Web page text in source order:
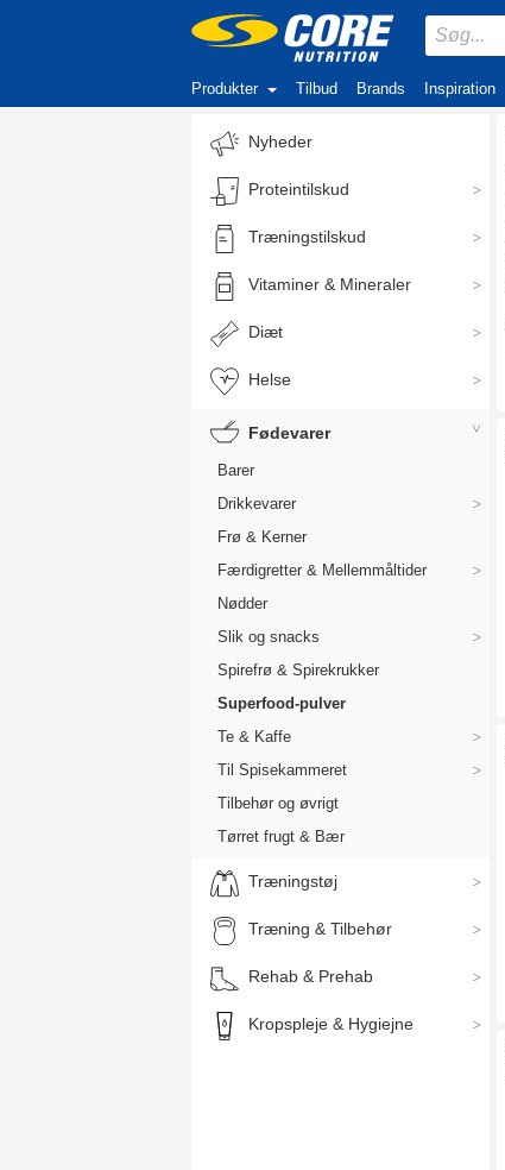
Produkter Tilbud Brands Inspiration
Nyheder
Proteintilskud
Træningstilskud
Vitaminer & Mineraler
Diæt
Helse
Fødevarer
Barer
Drikkevarer
Frø & Kerner
Færdigretter & Mellemmåltider
Nødder
Slik og snacks
Spirefrø & Spirekrukker
Superfood-pulver
Te & Kaffe
Til Spisekammeret
Tilbehør og øvrigt
Tørret frugt & Bær
Træningstøj
Træning & Tilbehør
Rehab & Prehab
Kropspleje & Hygiejne